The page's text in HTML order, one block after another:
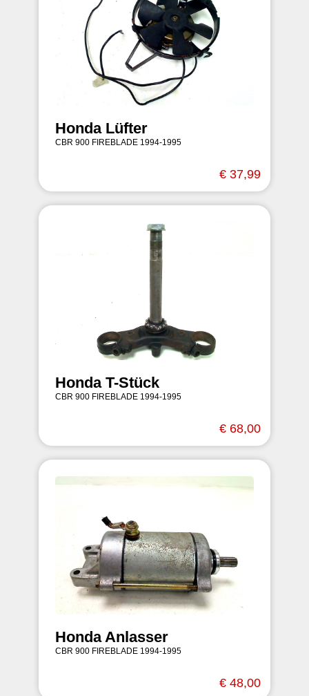
Honda Lüfter
CBR 900 FIREBLADE 1994-1995
€ 37,99
Honda T-Stück
CBR 900 FIREBLADE 1994-1995
€ 68,00
Honda Anlasser
CBR 900 FIREBLADE 1994-1995
€ 48,00